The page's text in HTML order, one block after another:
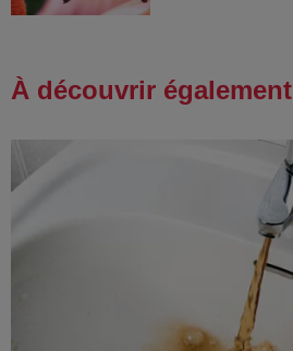
À découvrir également